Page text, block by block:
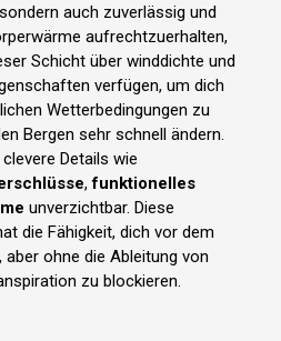
auch zuverlässig und
aufrechtzuerhalten,
Schicht über winddichte und
verfügen, um dich
Wetterbedingungen zu
Bergen sehr schnell ändern.
Details wie
,funktionelles
unverzichtbar. Diese
die Fähigkeit, dich vor dem
ohne die Ableitung von
zu blockieren.